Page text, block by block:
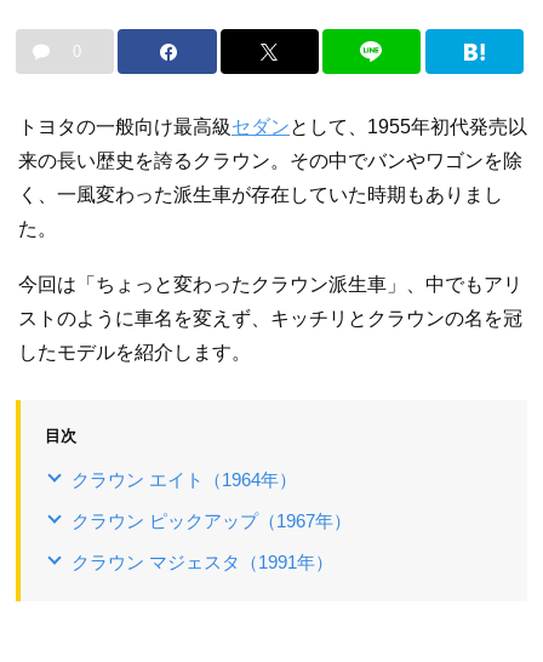
0
トヨタの一般向け最高級セダンとして、1955年初代発売以
来の長い歴史を誇るクラウン。その中でバンやワゴンを除
く、一風変わった派生車が存在していた時期もありまし
た。
今回は「ちょっと変わったクラウン派生車」、中でもアリ
ストのように車名を変えず、キッチリとクラウンの名を冠
したモデルを紹介します。
目次
クラウン エイト（1964年）
クラウン ピックアップ（1967年）
クラウン マジェスタ（1991年）